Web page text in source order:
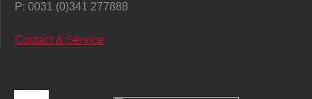
P: 0031 (0)341 277888
Contact & Service